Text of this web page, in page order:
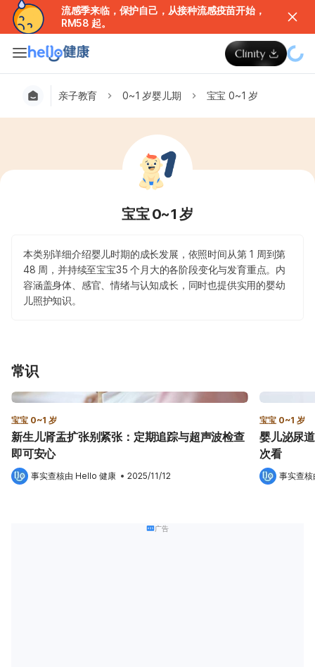
流感季来临，保护自己，从接种流感疫苗开始，
RM58 起。
亲子教育 0~1 岁婴儿期 宝宝 0~1 岁
宝宝 0~1 岁
本类别详细介绍婴儿时期的成长发展，依照时间从第 1 周到第
48 周，并持续至宝宝35 个月大的各阶段变化与发育重点。内
容涵盖身体、感官、情绪与认知成长，同时也提供实用的婴幼
儿照护知识。
常识
宝宝 0~1 岁
新生儿肾盂扩张别紧张：定期追踪与超声波检查
即可安心
事实查核由 Hello 健康 • 2025/11/12
宝宝 0~1 岁
婴儿泌尿
次看
事实查
广告